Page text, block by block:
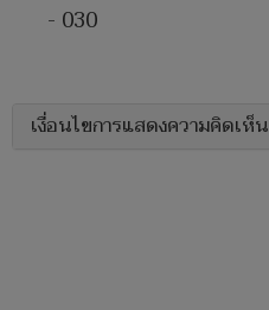
- 030
เงื่อนไขการแสดงความคิดเห็น